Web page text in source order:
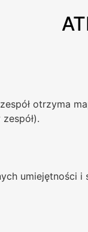
otrzyma
umiejętności i